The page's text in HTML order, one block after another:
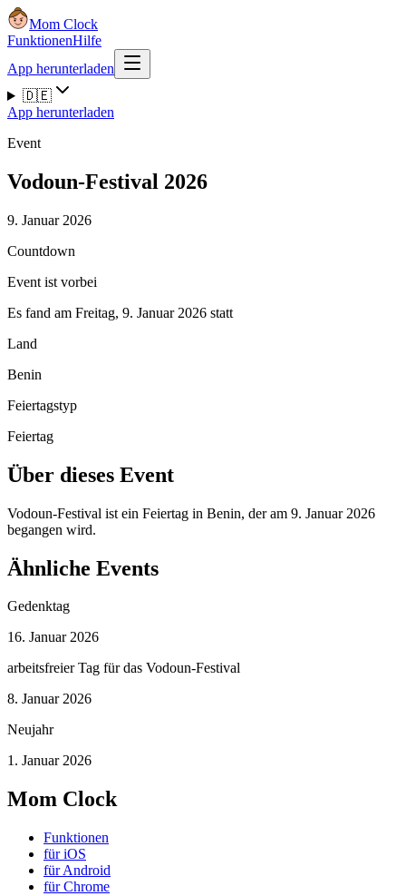
Mom Clock
FunktionenHilfe
App herunterladen
🇩🇪
App herunterladen
Event
Vodoun-Festival 2026
9. Januar 2026
Countdown
Event ist vorbei
Es fand am Freitag, 9. Januar 2026 statt
Land
Benin
Feiertagstyp
Feiertag
Über dieses Event
Vodoun-Festival ist ein Feiertag in Benin, der am 9. Januar 2026
begangen wird.
Ähnliche Events
Gedenktag
16. Januar 2026
arbeitsfreier Tag für das Vodoun-Festival
8. Januar 2026
Neujahr
1. Januar 2026
Mom Clock
Funktionen
für iOS
für Android
für Chrome